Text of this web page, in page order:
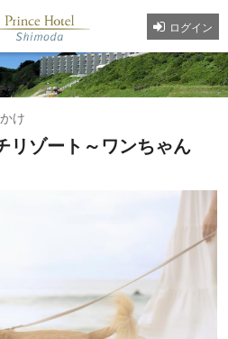
ログイン
け
リゾート～ワンちゃん